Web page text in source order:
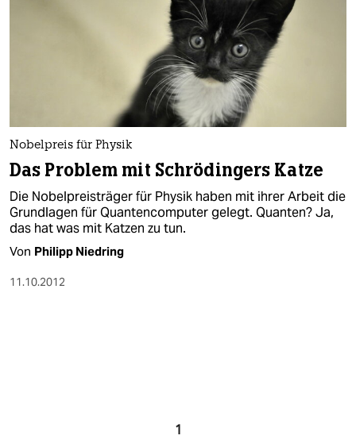
Nobelpreis für Physik
Das Problem mit Schrödingers Katze
Die Nobelpreisträger für Physik haben mit ihrer Arbeit die
Grundlagen für Quantencomputer gelegt. Quanten? Ja,
das hat was mit Katzen zu tun.
Von Philipp Niedring
11.10.2012
1